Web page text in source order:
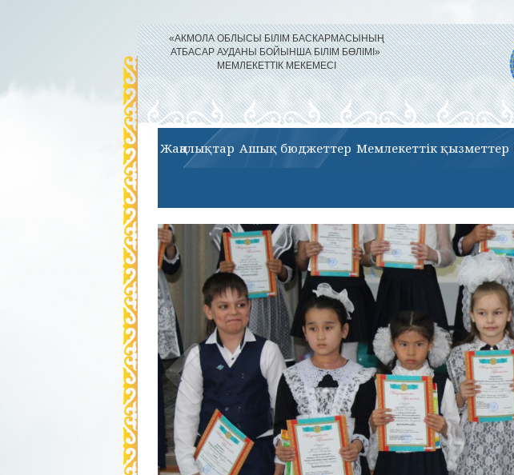
«АКМОЛА ОБЛЫСЫ БІЛІМ БАСКАРМАСЫНЫҢ
АТБАСАР АУДАНЫ БОЙЫНША БІЛІМ БӨЛІМІ»
МЕМЛЕКЕТТІК МЕКЕМЕСІ
Жаңалықтар Ашық бюджеттер Мемлекеттік қызметтер